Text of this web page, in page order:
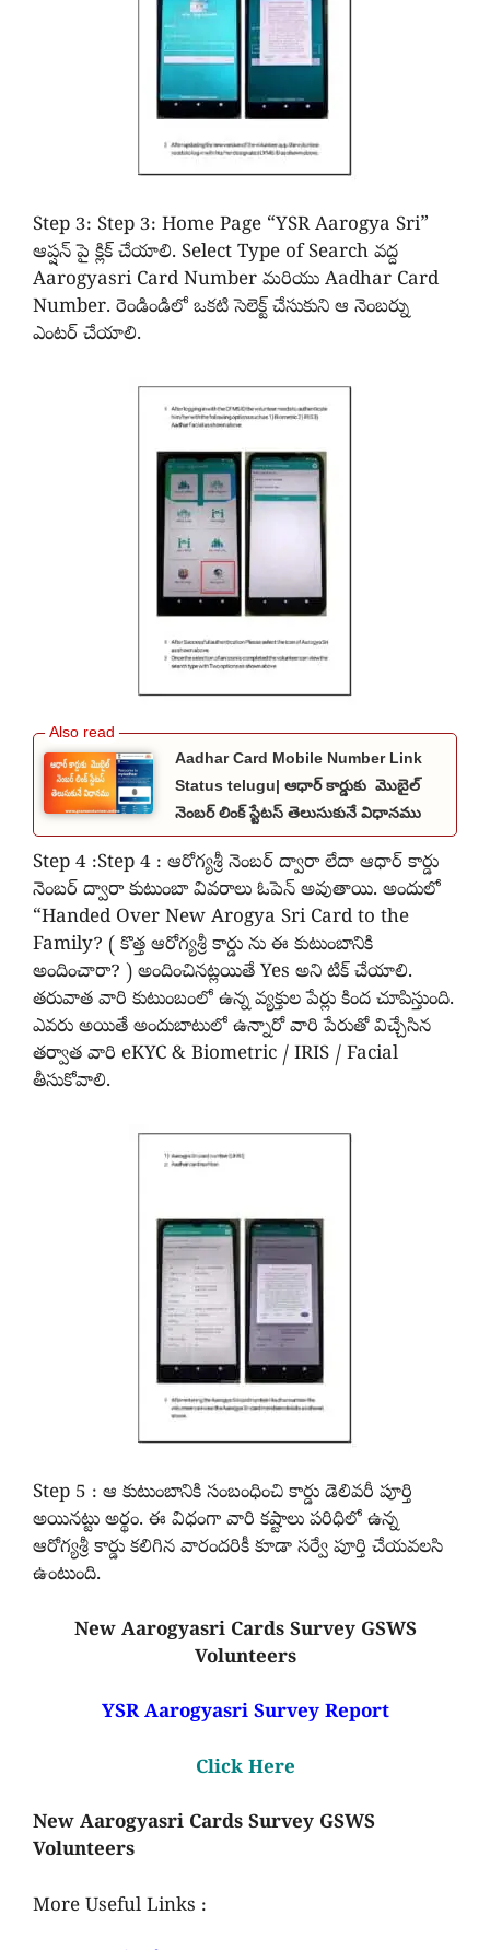
Step 3: Step 3: Home Page “YSR Aarogya Sri”
ఆప్షన్ పై క్లిక్ చేయాలి. Select Type of Search వద్ద
Aarogyasri Card Number మరియు Aadhar Card
Number. రెండిండిలో ఒకటి సెలెక్ట్ చేసుకుని ఆ నెంబర్ను
ఎంటర్ చేయాలి.
Aadhar Card Mobile Number Link
Status telugu| ఆధార్ కార్డుకు మొబైల్
నెంబర్ లింక్ స్టేటస్ తెలుసుకునే విధానము
Step 4 :Step 4 : ఆరోగ్యశ్రీ నెంబర్ ద్వారా లేదా ఆధార్ కార్డు
నెంబర్ ద్వారా కుటుంబా వివరాలు ఓపెన్ అవుతాయి. అందులో
“Handed Over New Arogya Sri Card to the
Family? ( కొత్త ఆరోగ్యశ్రీ కార్డు ను ఈ కుటుంబానికి
అందించారా? ) అందించినట్లయితే Yes అని టిక్ చేయాలి.
తరువాత వారి కుటుంబంలో ఉన్న వ్యక్తుల పేర్లు కింద చూపిస్తుంది.
ఎవరు అయితే అందుబాటులో ఉన్నారో వారి పేరుతో విచ్చేసిన
తర్వాత వారి eKYC & Biometric / IRIS / Facial
తీసుకోవాలి.
Step 5 : ఆ కుటుంబానికి సంబంధించి కార్డు డెలివరీ పూర్తి
అయినట్టు అర్థం. ఈ విధంగా వారి కష్టాలు పరిధిలో ఉన్న
ఆరోగ్యశ్రీ కార్డు కలిగిన వారందరికీ కూడా సర్వే పూర్తి చేయవలసి
ఉంటుంది.
New Aarogyasri Cards Survey GSWS
Volunteers
YSR Aarogyasri Survey Report
Click Here
New Aarogyasri Cards Survey GSWS
Volunteers
More Useful Links :